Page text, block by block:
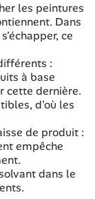
les peintures
Dans
ce
:
à base
cette dernière.
d'où les
de produit :
empêche
dans le